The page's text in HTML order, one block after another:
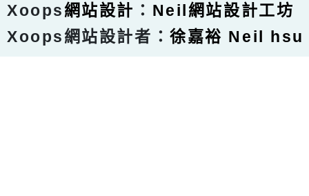
Xoops網站設計 ： Neil網站設計工坊
Xoops網站設計者：徐嘉裕 Neil hsu